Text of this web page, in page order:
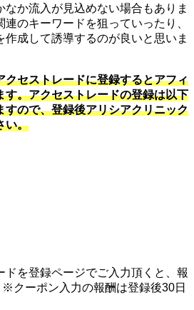
なか流入が見込めない場合もありま
のキーワードを狙っていったり、
作成して誘導するのが良いと思いま
クセストレードに登録するとアフィ
す。アクセストレードの登録は以下
すので、登録後アリシアクリニック
い。
ドを登録ページでご入力頂くと、報
クーポン入力の報酬は登録後30日